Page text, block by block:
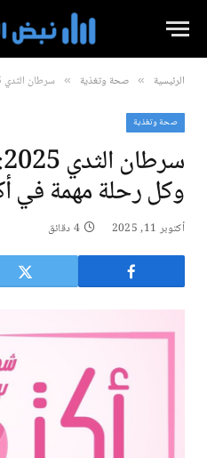
الرئيسية » صحة وتغذية » سرطان الثدي 2025: كل قصة فريدة وكل رحلة مهمة في أكتوبر الوردي
صحة وتغذية
وكل رحلة مهمة في
أكتوبر 11, 2025 4 دقائق